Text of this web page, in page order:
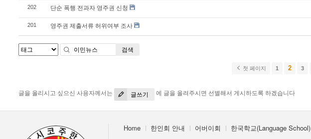
202 단순 폭행 전과자 영주권 신청
201 영주권 제출서류 허위여부 조사
검색
첫 페이지 1 2 3
글을 올리시고 싶으신 사용자께서는 글쓰기 에 글을 올려주시면 선별해서 게시하도록 하겠습니다
Home 한인회 안내 어버이회 한국학교(Language School)